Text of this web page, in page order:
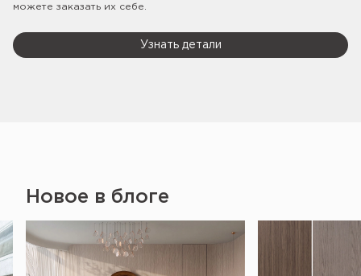
можете заказать их себе.
Узнать детали
Новое в блоге